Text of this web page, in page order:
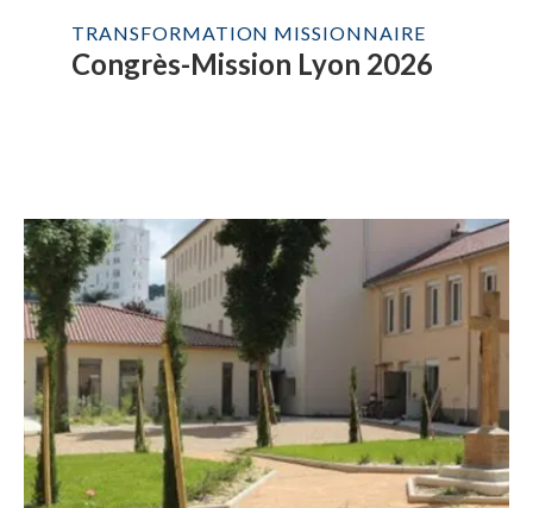
TRANSFORMATION MISSIONNAIRE
Congrès-Mission Lyon 2026